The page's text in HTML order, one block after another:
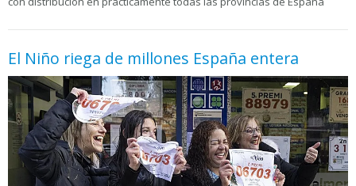
El Niño riega de millones España entera